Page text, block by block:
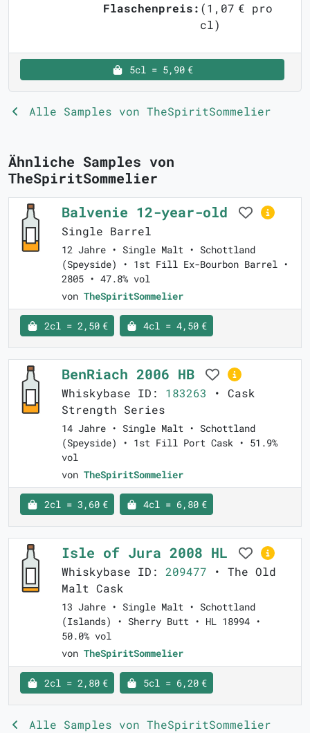
Flaschenpreis: (1,07 € pro
cl)
5cl = 5,90 €
Alle Samples von TheSpiritSommelier
Ähnliche Samples von
TheSpiritSommelier
Balvenie 12-year-old
Single Barrel
12 Jahre • Single Malt • Schottland
(Speyside) • 1st Fill Ex-Bourbon Barrel •
2805 • 47.8% vol
von TheSpiritSommelier
2cl = 2,50 € 4cl = 4,50 €
BenRiach 2006 HB
Whiskybase ID: 183263 • Cask
Strength Series
14 Jahre • Single Malt • Schottland
(Speyside) • 1st Fill Port Cask • 51.9%
vol
von TheSpiritSommelier
2cl = 3,60 € 4cl = 6,80 €
Isle of Jura 2008 HL
Whiskybase ID: 209477 • The Old
Malt Cask
13 Jahre • Single Malt • Schottland
(Islands) • Sherry Butt • HL 18994 •
50.0% vol
von TheSpiritSommelier
2cl = 2,80 € 5cl = 6,20 €
Alle Samples von TheSpiritSommelier